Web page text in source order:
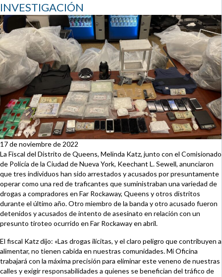
INVESTIGACIÓN
17 de noviembre de 2022
La Fiscal del Distrito de Queens, Melinda Katz, junto con el Comisionado
de Policía de la Ciudad de Nueva York, Keechant L. Sewell, anunciaron
que tres individuos han sido arrestados y acusados por presuntamente
operar como una red de traficantes que suministraban una variedad de
drogas a compradores en Far Rockaway, Queens y otros distritos
durante el último año. Otro miembro de la banda y otro acusado fueron
detenidos y acusados de intento de asesinato en relación con un
presunto tiroteo ocurrido en Far Rockaway en abril.
El fiscal Katz dijo: «Las drogas ilícitas, y el claro peligro que contribuyen a
alimentar, no tienen cabida en nuestras comunidades. Mi Oficina
trabajará con la máxima precisión para eliminar este veneno de nuestras
calles y exigir responsabilidades a quienes se benefician del tráfico de